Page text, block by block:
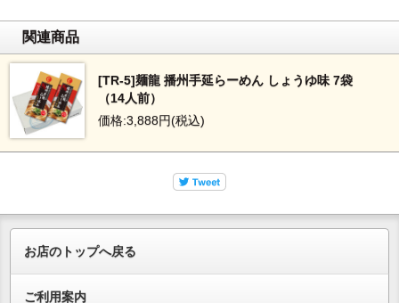
手延専用粉を使用し、熟成を繰り返しながら麺を細くしてい
き、仕上げは2本の棒に掛け、引き伸ばします。伝統の製法
で仕上げた麺をぜひお召し上がりください。
関連商品
[TR-5]麺龍 播州手延らーめん しょうゆ味 7袋
（14人前）
価格:3,888円(税込)
お店のトップへ戻る
ご利用案内